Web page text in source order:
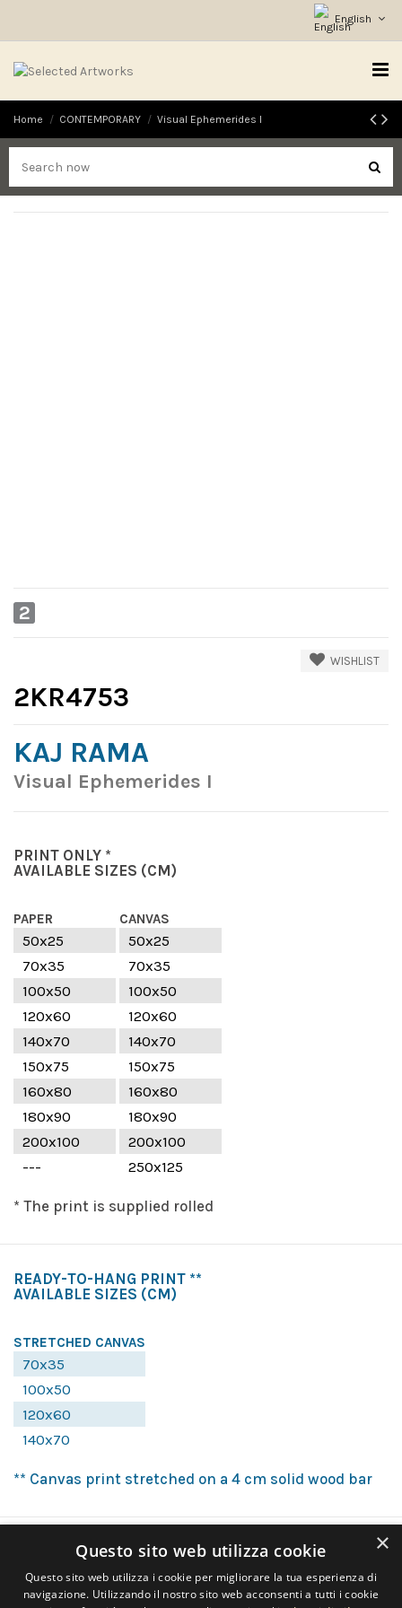
English
Home CONTEMPORARY Visual Ephemerides I
2
WISHLIST
2KR4753
KAJ RAMA
Visual Ephemerides I
PRINT ONLY *
AVAILABLE SIZES (CM)
PAPER CANVAS
50x25
50x25
70x35
70x35
100x50
100x50
120x60
120x60
140x70
140x70
150x75
150x75
160x80
160x80
180x90
180x90
200x100
200x100
---
250x125
* The print is supplied rolled
READY-TO-HANG PRINT **
AVAILABLE SIZES (CM)
STRETCHED CANVAS
70x35
100x50
120x60
140x70
** Canvas print stretched on a 4 cm solid wood bar
×
Questo sito web utilizza cookie
Questo sito web utilizza i cookie per migliorare la tua esperienza di
navigazione. Utilizzando il nostro sito web acconsenti a tutti i cookie